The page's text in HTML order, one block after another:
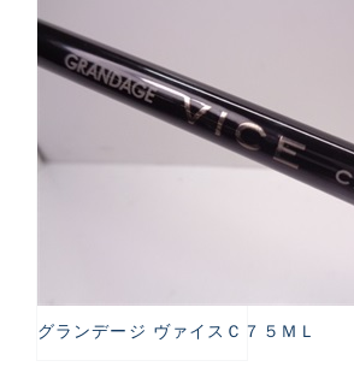
グランデージ ヴァイスＣ７５ＭＬ